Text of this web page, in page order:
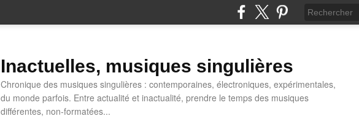
Inactuelles, musiques singulières
Chronique des musiques singulières : contemporaines, électroniques, expérimentales,
du monde parfois. Entre actualité et inactualité, prendre le temps des musiques
différentes, non-formatées...